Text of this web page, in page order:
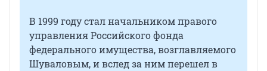
В 1999 году стал начальником правого
управления Российского фонда
федерального имущества, возглавляемого
Шуваловым, и вслед за ним перешел в